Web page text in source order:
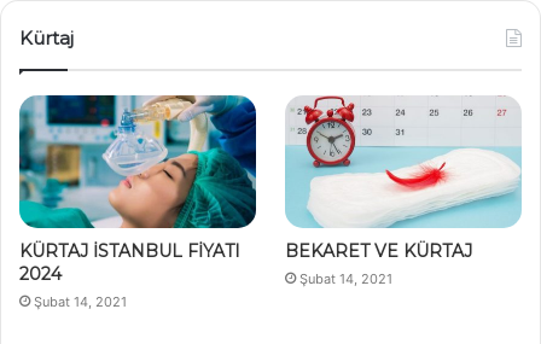
Kürtaj
KÜRTAJ İSTANBUL FİYATI
2024
Şubat 14, 2021
BEKARET VE KÜRTAJ
Şubat 14, 2021